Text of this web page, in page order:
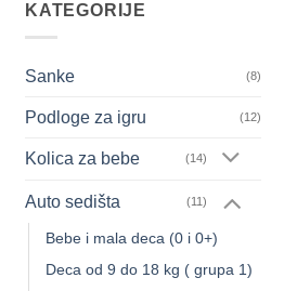
KATEGORIJE
Sanke (8)
Podloge za igru (12)
Kolica za bebe (14)
Auto sedišta (11)
Bebe i mala deca (0 i 0+)
Deca od 9 do 18 kg ( grupa 1)